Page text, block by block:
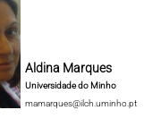
Aldina Marques
Universidade do Minho
mamarques@ilch.uminho.pt